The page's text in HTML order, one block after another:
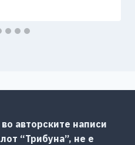
авторските написи
“Трибуна”, не е